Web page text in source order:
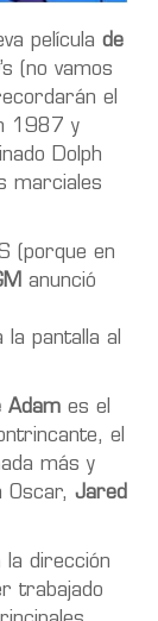
película de
(no vamos
el
1987 y
Dolph
marciales
(porque en
anunció
pantalla al
Adam es el
el
más y
Oscar, Jared
la dirección
trabajado